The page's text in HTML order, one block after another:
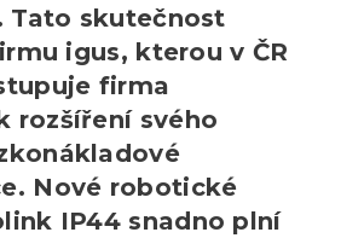
Tato skutečnost
igus, kterou v ČR
firma
rozšíření svého
Nové robotické
IP44 snadno plní